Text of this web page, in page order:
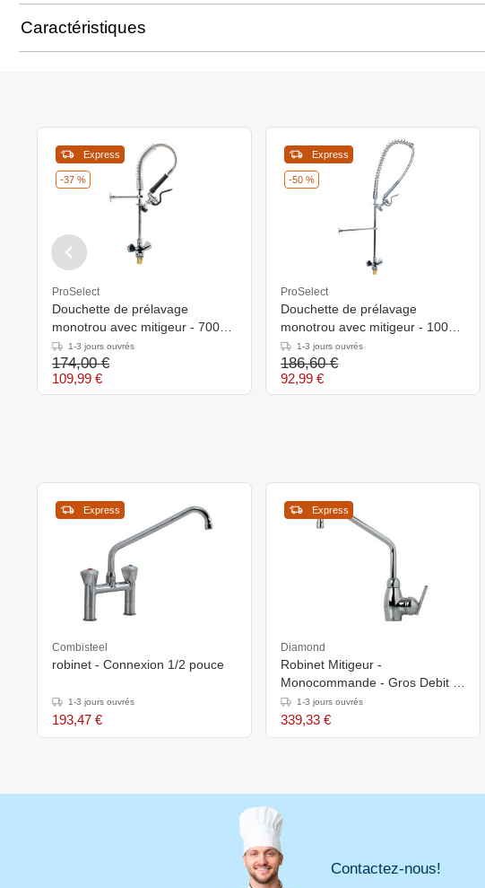
Caractéristiques
-37 %
Express
ProSelect
Douchette de prélavage
monotrou avec mitigeur - 700
mm1-3 jours ouvrés
174,00 €
109,99 €
-50 %
Express
ProSelect
Douchette de prélavage
monotrou avec mitigeur - 1000
mm1-3 jours ouvrés
186,60 €
92,99 €
Express
Combisteel
robinet - Connexion 1/2 pouce
1-3 jours ouvrés
193,47 €
Express
Diamond
Robinet Mitigeur -
Monocommande - Gros Debit -
Sortie Mono
1-3 jours ouvrés
339,33 €
Contactez-nous!